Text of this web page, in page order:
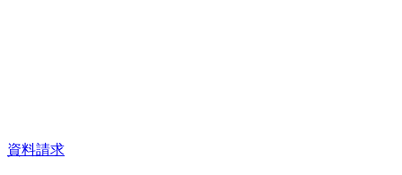
資料請求